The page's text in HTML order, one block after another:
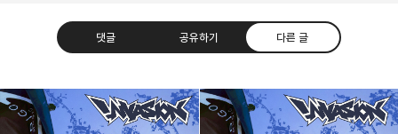
댓글 공유하기 다른 글